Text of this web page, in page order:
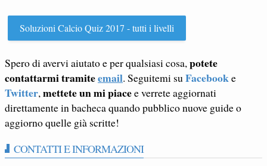
Soluzioni Calcio Quiz 2017 - tutti i livelli
Spero di avervi aiutato e per qualsiasi cosa, potete
contattarmi tramiteemail. Seguitemi su Facebooke
Twitter, mettete un mi piacee verrete aggiornati
direttamente in bacheca quando pubblico nuove guide o
aggiorno quelle già scritte!
CONTATTI E INFORMAZIONI